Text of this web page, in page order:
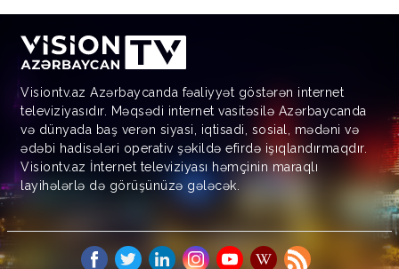
Visiontv.az Azərbaycanda fəaliyyət göstərən internet
televiziyasıdır. Məqsədi internet vasitəsilə Azərbaycanda
və dünyada baş verən siyasi, iqtisadi, sosial, mədəni və
ədəbi hadisələri operativ şəkildə efirdə işıqlandırmaqdır.
Visiontv.az İnternet televiziyası həmçinin maraqlı
layihələrlə də görüşünüzə gələcək.